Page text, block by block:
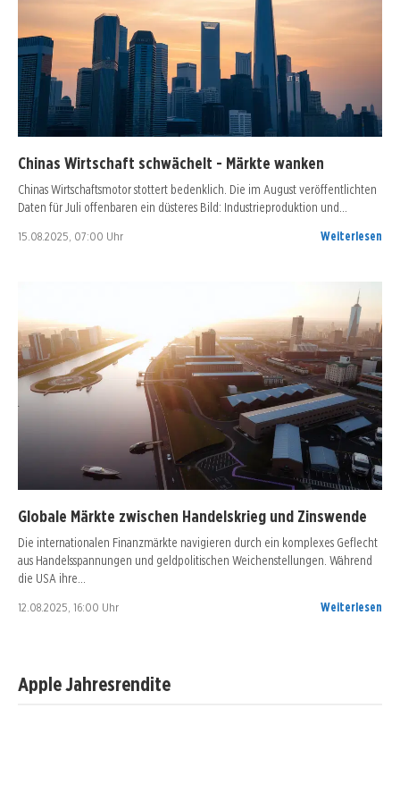
Chinas Wirtschaft schwächelt - Märkte wanken
Chinas Wirtschaftsmotor stottert bedenklich. Die im August veröffentlichten
Daten für Juli offenbaren ein düsteres Bild: Industrieproduktion und…
15.08.2025, 07:00 Uhr Weiterlesen
Globale Märkte zwischen Handelskrieg und Zinswende
Die internationalen Finanzmärkte navigieren durch ein komplexes Geflecht
aus Handelsspannungen und geldpolitischen Weichenstellungen. Während
die USA ihre…
12.08.2025, 16:00 Uhr Weiterlesen
Apple Jahresrendite